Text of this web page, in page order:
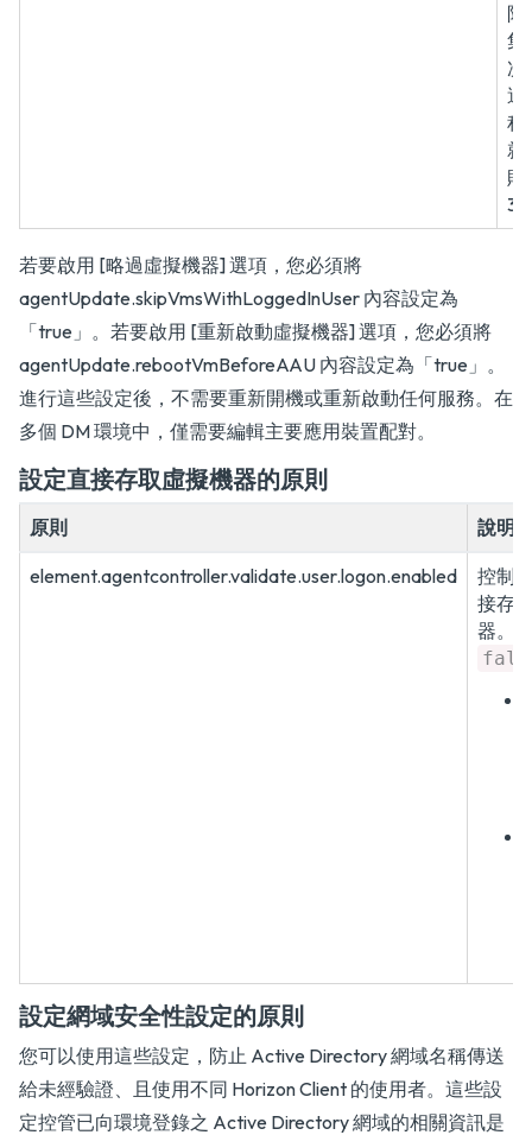
限
集
次
過
程
就
敗
若要啟用 [略過虛擬機器] 選項，您必須將
agentUpdate.skipVmsWithLoggedInUser 內容設定為
「true」。若要啟用 [重新啟動虛擬機器] 選項，您必須將
agentUpdate.rebootVmBeforeAAU 內容設定為「true」。
進行這些設定後，不需要重新開機或重新啟動任何服務。在
多個 DM 環境中，僅需要編輯主要應用裝置配對。
設定直接存取虛擬機器的原則
原則 說明
element.agentcontroller.validate.user.logon.enabled
控制
接存
器。
設定網域安全性設定的原則
您可以使用這些設定，防止 Active Directory 網域名稱傳送
給未經驗證、且使用不同 Horizon Client 的使用者。這些設
定控管已向環境登錄之 Active Directory 網域的相關資訊是